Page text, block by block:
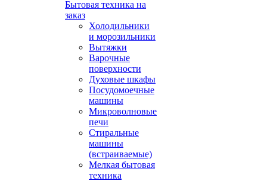
Бытовая техника на
заказ
Холодильники
и морозильники
Вытяжки
Варочные
поверхности
Духовые шкафы
Посудомоечные
машины
Микроволновые
печи
Стиральные
машины
(встраиваемые)
Мелкая бытовая
техника